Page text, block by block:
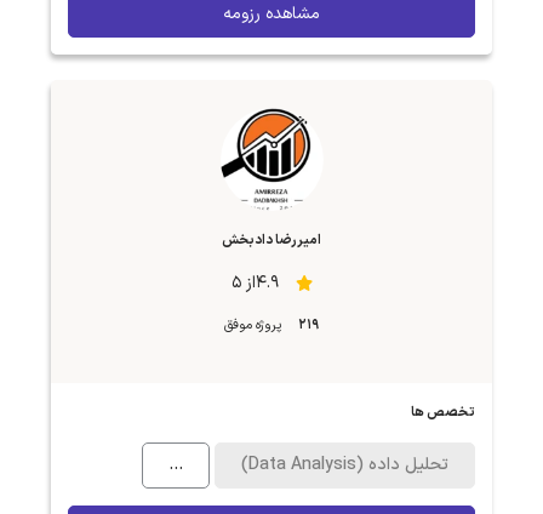
مشاهده رزومه
امیررضا دادبخش
4.9از 5
219 پروژه موفق
تخصص ها
تحلیل داده (Data Analysis) ...